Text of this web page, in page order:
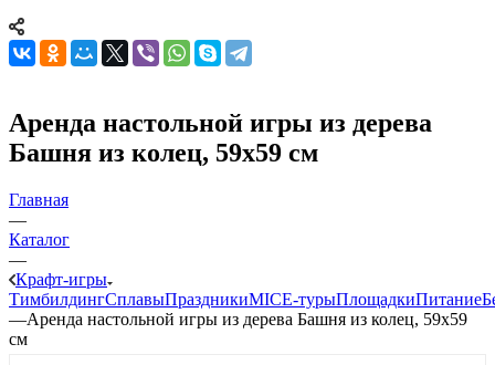
Аренда настольной игры из дерева
Башня из колец, 59x59 см
Главная
—
Каталог
—
Крафт-игры
ТимбилдингСплавыПраздникиMICE‑турыПлощадкиПитание
—Аренда настольной игры из дерева Башня из колец, 59x59
см